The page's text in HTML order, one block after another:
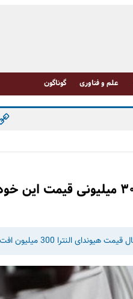
علم و فناوری گوناگون
قیمت خودرو در بازار آزاد دوشنبه 22 اسفند1401 | سقوط ۳۰۰ میلیونی